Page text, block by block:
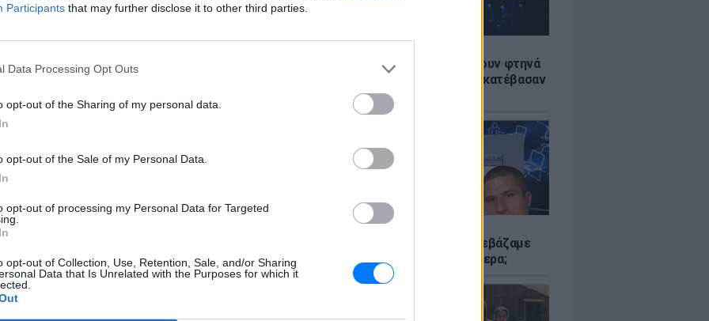
Participants that may further disclose it to other third parties.
Data Processing Opt Outs
opt-out of the Sharing of my personal data.
opt-out of the Sale of my Personal Data.
opt-out of processing my Personal Data for Targeted
opt-out of Collection, Use, Retention, Sale, and/or Sharing
Data that Is Unrelated with the Purposes for which it
Οι συναυλίες επιτέλους βγάζουν φτηνά
εισιτήρια - Ποιοι καλλιτέχνες κατέβασαν
τις τιμές
Έφτιαξαν το Napster που κατεβάζαμε
μουσική - Πού βρίσκονται σήμερα;
πρώτη φορά την εγκυμοσύνη τον Ιούλιο,
ήδη τρεις αποβολές πριν συλλάβουν τη
τους πάντες, όταν δήλωσε ότι θα
έχει για να πάρει δίμηνη άδεια